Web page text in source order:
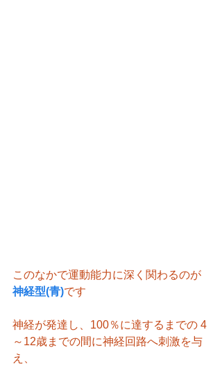
このなかで運動能力に深く関わるのが
神経型(青)です
神経が発達し、100％に達するまでの 4
～12歳までの間に神経回路へ刺激を与
え、